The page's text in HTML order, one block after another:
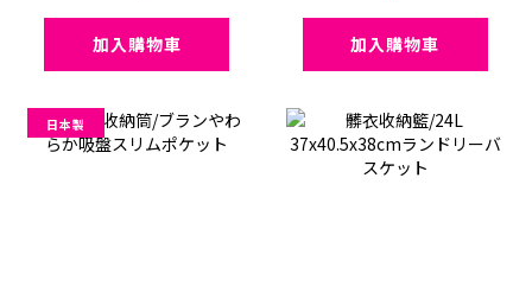
加入購物車 加入購物車
日本製